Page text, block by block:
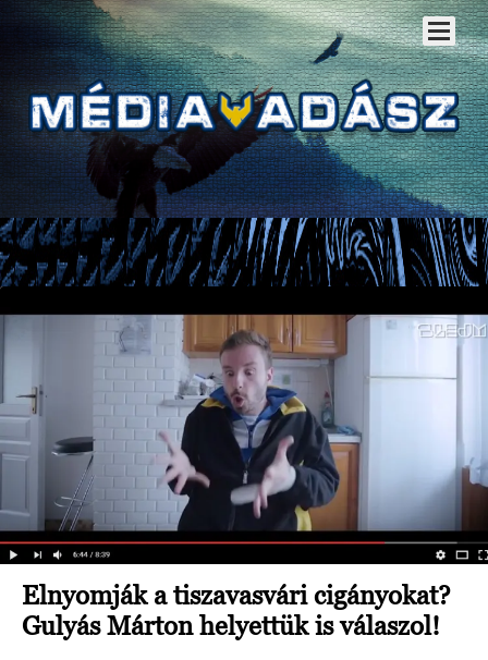
Elnyomják a tiszavasvári cigányokat?
Gulyás Márton helyettük is válaszol!